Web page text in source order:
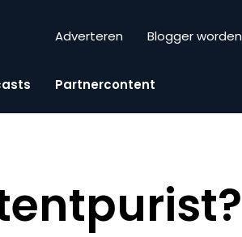
Adverteren Blogger worden
Partnercontent